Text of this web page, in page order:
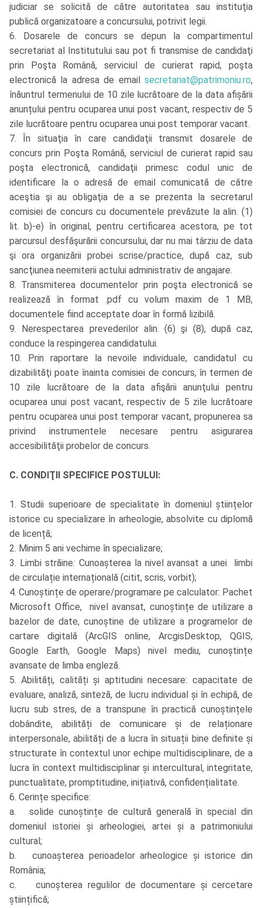
judiciar se solicită de către autoritatea sau instituţia
publică organizatoare a concursului, potrivit legii.
6. Dosarele de concurs se depun la compartimentul
secretariat al Institutului sau pot fi transmise de candidaţi
prin Poşta Română, serviciul de curierat rapid, poşta
electronică la adresa de email secretariat@patrimoniu.ro,
înăuntrul termenului de 10 zile lucrătoare de la data afișării
anunțului pentru ocuparea unui post vacant, respectiv de 5
zile lucrătoare pentru ocuparea unui post temporar vacant.
7. În situaţia în care candidaţii transmit dosarele de
concurs prin Poşta Română, serviciul de curierat rapid sau
poşta electronică, candidaţii primesc codul unic de
identificare la o adresă de email comunicată de către
aceştia şi au obligaţia de a se prezenta la secretarul
comisiei de concurs cu documentele prevăzute la alin. (1)
lit. b)-e) în original, pentru certificarea acestora, pe tot
parcursul desfăşurării concursului, dar nu mai târziu de data
şi ora organizării probei scrise/practice, după caz, sub
sancţiunea neemiterii actului administrativ de angajare.
8. Transmiterea documentelor prin poşta electronică se
realizează în format .pdf cu volum maxim de 1 MB,
documentele fiind acceptate doar în formă lizibilă.
9. Nerespectarea prevederilor alin. (6) şi (8), după caz,
conduce la respingerea candidatului.
10. Prin raportare la nevoile individuale, candidatul cu
dizabilităţi poate înainta comisiei de concurs, în termen de
10 zile lucrătoare de la data afişării anunţului pentru
ocuparea unui post vacant, respectiv de 5 zile lucrătoare
pentru ocuparea unui post temporar vacant, propunerea sa
privind instrumentele necesare pentru asigurarea
accesibilităţii probelor de concurs.
C. CONDIŢII SPECIFICE POSTULUI:
1. Studii superioare de specialitate în domeniul științelor
istorice cu specializare în arheologie, absolvite cu diplomă
de licență;
2. Minim 5 ani vechime în specializare;
3. Limbi străine: Cunoașterea la nivel avansat a unei limbi
de circulație internațională (citit, scris, vorbit);
4. Cunoștințe de operare/programare pe calculator: Pachet
Microsoft Office, nivel avansat, cunoștințe de utilizare a
bazelor de date, cunoștine de utilizare a programelor de
cartare digitală (ArcGIS online, ArcgisDesktop, QGIS,
Google Earth, Google Maps) nivel mediu, cunoștințe
avansate de limba engleză.
5. Abilități, calități și aptitudini necesare: capacitate de
evaluare, analiză, sinteză, de lucru individual și în echipă, de
lucru sub stres, de a transpune în practică cunoștințele
dobândite, abilități de comunicare și de relaționare
interpersonale, abilități de a lucra în situații bine definite și
structurate în contextul unor echipe multidisciplinare, de a
lucra în context multidisciplinar și intercultural, integritate,
punctualitate, promptitudine, inițiativă, confidențialitate.
6. Cerințe specifice:
a. solide cunoștințe de cultură generală în special din
domeniul istoriei și arheologiei, artei și a patrimoniului
cultural;
b. cunoașterea perioadelor arheologice și istorice din
România;
c. cunoșterea regulilor de documentare și cercetare
științifică;